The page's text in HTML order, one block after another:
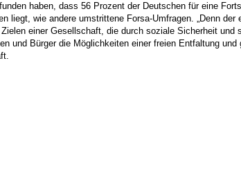
haben, dass 56 Prozent der Deutschen für eine
wie andere umstrittene Forsa-Umfragen. „Denn der
einer Gesellschaft, die durch soziale Sicherheit
Bürger die Möglichkeiten einer freien Entfaltung